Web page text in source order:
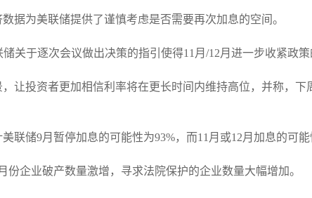
据为美联储提供了谨慎考虑是否需要再次加息的空间。
储关于逐次会议做出决策的指引使得11月/12月进一步收紧政
让投资者更加相信利率将在更长时间内维持高位，并称，
联储9月暂停加息的可能性为93%，而11月或12月加息的可能
企业破产数量激增，寻求法院保护的企业数量大幅增加。